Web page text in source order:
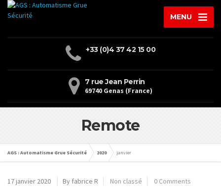
MENU
+33 (0)4 37 42 15 00
7 rue Jean Perrin
69740 Genas (France)
Remote
AGS : Automatisme Grue Sécurité 2020 janvier
17 janvier 2020 By fabrice R Non classé 0 Comments